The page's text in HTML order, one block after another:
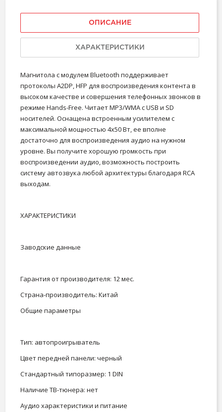
ОПИСАНИЕ
ХАРАКТЕРИСТИКИ
Магнитола с модулем Bluetooth поддерживает
протоколы A2DP, HFP для воспроизведения контента в
высоком качестве и совершения телефонных звонков в
режиме Hands-Free. Читает MP3/WMA с USB и SD
носителей. Оснащена встроенным усилителем с
максимальной мощностью 4х50 Вт, ее вполне
достаточно для воспроизведения аудио на нужном
уровне. Вы получите хорошую громкость при
воспроизведении аудио, возможность построить
систему автозвука любой архитектуры благодаря RCA
выходам.
ХАРАКТЕРИСТИКИ
Заводские данные
Гарантия от производителя: 12 мес.
Страна-производитель: Китай
Общие параметры
Тип: автопроигрыватель
Цвет передней панели: черный
Стандартный типоразмер: 1 DIN
Наличие ТВ-тюнера: нет
Аудио характеристики и питание